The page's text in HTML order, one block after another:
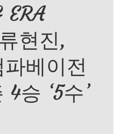
ERA
현진,
베이전
승 ‘5수’